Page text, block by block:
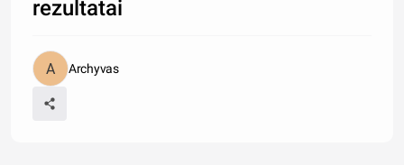
rezultatai
Archyvas